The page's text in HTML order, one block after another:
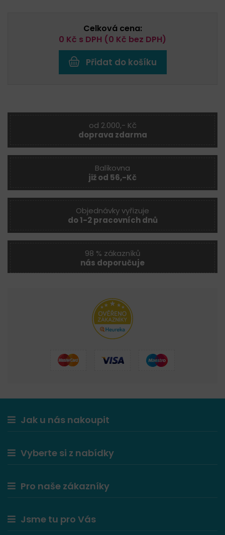
Celková cena:
0 Kč s DPH (0 Kč bez DPH)
Přidat do košíku
od 2.000,- Kč
doprava zdarma
Balíkovna
již od 56,-Kč
Objednávky vyřizuje
do 1-2 pracovních dnů
98 % zákazníků
nás doporučuje
Jak u nás nakoupit
Vyberte si z nabídky
Pro naše zákazníky
Jsme tu pro Vás